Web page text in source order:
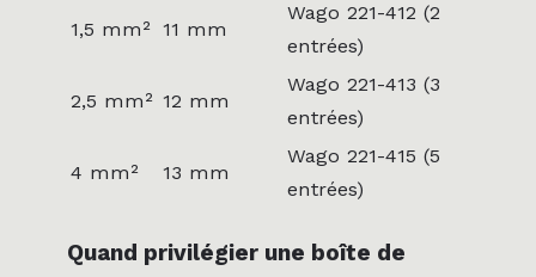
1,5 mm² 11 mm
Wago 221-412 (2
entrées)
2,5 mm² 12 mm
Wago 221-413 (3
entrées)
4 mm² 13 mm
Wago 221-415 (5
entrées)
Quand privilégier une boîte de